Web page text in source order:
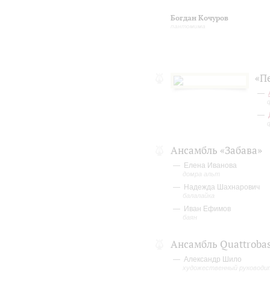
Богдан Кочуров
Ансамбль «Забава»
Елена Иванова
домра альт
Надежда Шахнарович
балалайка
Иван Ефимов
баян
Ансамбль
Александр Шило
художественный